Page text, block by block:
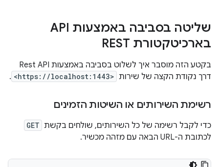
שליטה בסביבה באמצעות API
בארכיטקטורת REST
בקטע הזה מוסבר איך לשלוט בסביבה באמצעות Rest API
דרך נקודת הקצה של שירות <https://localhost:1443>
.
רשימת השירותים או השיטות הזמינים
כדי לקבל רשימה של כל השירותים, שולחים בקשת GET
לכתובת ה-URL הבאה עם מזהה מכשיר.